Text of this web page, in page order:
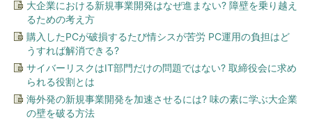
大企業における新規事業開発はなぜ進まない? 障壁を乗り越え
るための考え方
購入したPCが破損するたび情シスが苦労 PC運用の負担はど
うすれば解消できる?
サイバーリスクはIT部門だけの問題ではない? 取締役会に求め
られる役割とは
海外発の新規事業開発を加速させるには? 味の素に学ぶ大企業
の壁を破る方法